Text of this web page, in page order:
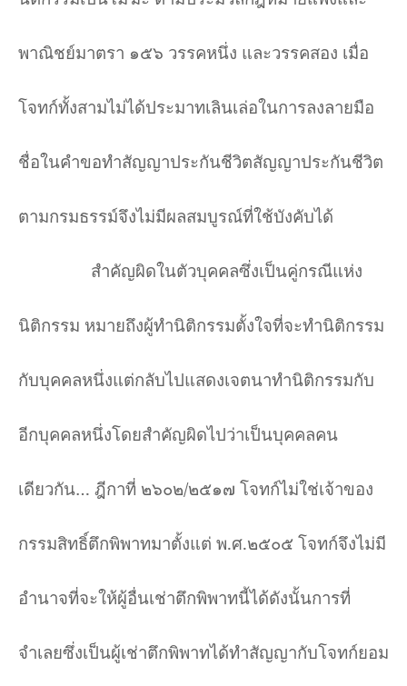
พาณิชย์มาตรา ๑๕๖ วรรคหนึ่ง และวรรคสอง เมื่อ
โจทก์ทั้งสามไม่ได้ประมาทเลินเล่อในการลงลายมือ
ชื่อในคำขอทำสัญญาประกันชีวิตสัญญาประกันชีวิต
ตามกรมธรรม์จึงไม่มีผลสมบูรณ์ที่ใช้บังคับได้
สำคัญผิดในตัวบุคคลซึ่งเป็นคู่กรณีแห่ง
นิติกรรม หมายถึงผู้ทำนิติกรรมตั้งใจที่จะทำนิติกรรม
กับบุคคลหนึ่งแต่กลับไปแสดงเจตนาทำนิติกรรมกับ
อีกบุคคลหนึ่งโดยสำคัญผิดไปว่าเป็นบุคคลคน
เดียวกัน… ฎีกาที่ ๒๖๐๒/๒๕๑๗ โจทก์ไม่ใช่เจ้าของ
กรรมสิทธิ์ตึกพิพาทมาตั้งแต่ พ.ศ.๒๕๐๕ โจทก์จึงไม่มี
อำนาจที่จะให้ผู้อื่นเช่าตึกพิพาทนี้ได้ดังนั้นการที่
จำเลยซึ่งเป็นผู้เช่าตึกพิพาทได้ทำสัญญากับโจทก์ยอม